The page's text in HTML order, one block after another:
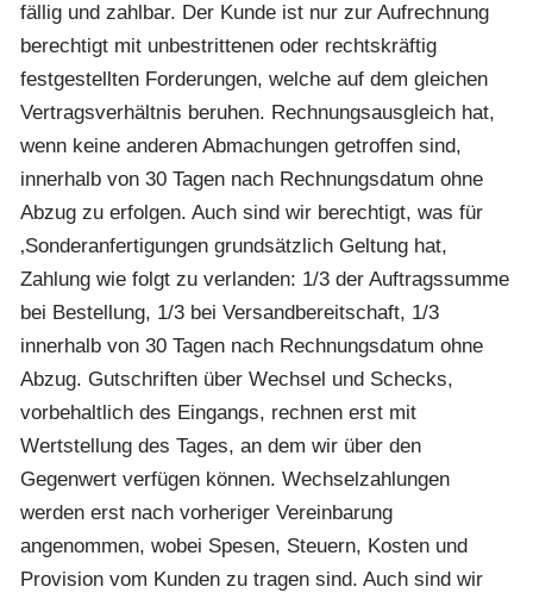
fällig und zahlbar. Der Kunde ist nur zur Aufrechnung
berechtigt mit unbestrittenen oder rechtskräftig
festgestellten Forderungen, welche auf dem gleichen
Vertragsverhältnis beruhen. Rechnungsausgleich hat,
wenn keine anderen Abmachungen getroffen sind,
innerhalb von 30 Tagen nach Rechnungsdatum ohne
Abzug zu erfolgen. Auch sind wir berechtigt, was für
‚Sonderanfertigungen grundsätzlich Geltung hat,
Zahlung wie folgt zu verlanden: 1/3 der Auftragssumme
bei Bestellung, 1/3 bei Versandbereitschaft, 1/3
innerhalb von 30 Tagen nach Rechnungsdatum ohne
Abzug. Gutschriften über Wechsel und Schecks,
vorbehaltlich des Eingangs, rechnen erst mit
Wertstellung des Tages, an dem wir über den
Gegenwert verfügen können. Wechselzahlungen
werden erst nach vorheriger Vereinbarung
angenommen, wobei Spesen, Steuern, Kosten und
Provision vom Kunden zu tragen sind. Auch sind wir